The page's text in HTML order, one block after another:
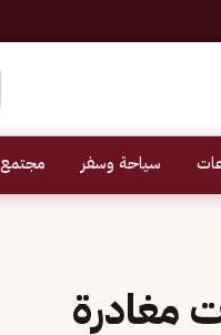
سياحة وسفر مجتمع
مغادرة